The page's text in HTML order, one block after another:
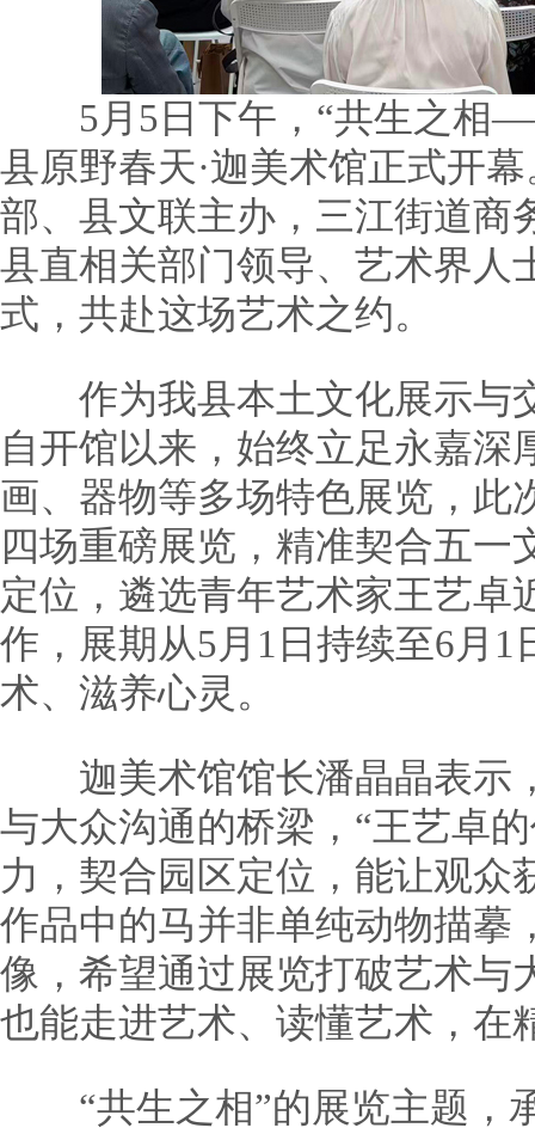
5月5日下午，“共生之相
县原野春天·迦美术馆正式开
部、县文联主办，三江街道商
县直相关部门领导、艺术界人
式，共赴这场艺术之约。
作为我县本土文化展示与
自开馆以来，始终立足永嘉深
画、器物等多场特色展览，此
四场重磅展览，精准契合五一
定位，遴选青年艺术家王艺卓
作，展期从5月1日持续至6月
术、滋养心灵。
迦美术馆馆长潘晶晶表示
与大众沟通的桥梁，“王艺卓
力，契合园区定位，能让观众
作品中的马并非单纯动物描摹
像，希望通过展览打破艺术与
也能走进艺术、读懂艺术，在
“共生之相”的展览主题，